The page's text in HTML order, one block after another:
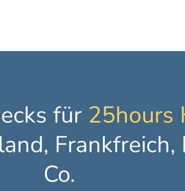
für 25hours
Frankfreich,
Co.